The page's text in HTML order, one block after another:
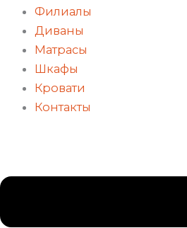
Филиалы
Диваны
Матрасы
Шкафы
Кровати
Контакты